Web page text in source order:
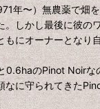
年〜）無農薬で
しかし最後に彼
にオーナーとなり
のPinot Noir
に守られてきた